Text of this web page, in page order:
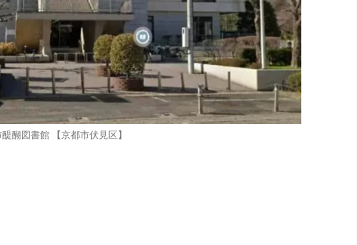
醐図書館 【京都市伏見区】